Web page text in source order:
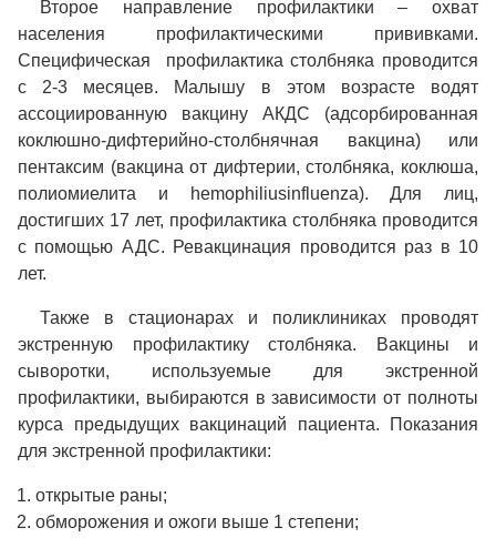
Второе направление профилактики – охват
населения профилактическими прививками.
Специфическая профилактика столбняка проводится
с 2-3 месяцев. Малышу в этом возрасте водят
ассоциированную вакцину АКДС (адсорбированная
коклюшно-дифтерийно-столбнячная вакцина) или
пентаксим (вакцина от дифтерии, столбняка, коклюша,
полиомиелита и hemophiliusinfluenza). Для лиц,
достигших 17 лет, профилактика столбняка проводится
с помощью АДС. Ревакцинация проводится раз в 10
лет.
Также в стационарах и поликлиниках проводят
экстренную профилактику столбняка. Вакцины и
сыворотки, используемые для экстренной
профилактики, выбираются в зависимости от полноты
курса предыдущих вакцинаций пациента. Показания
для экстренной профилактики:
открытые раны;
обморожения и ожоги выше 1 степени;